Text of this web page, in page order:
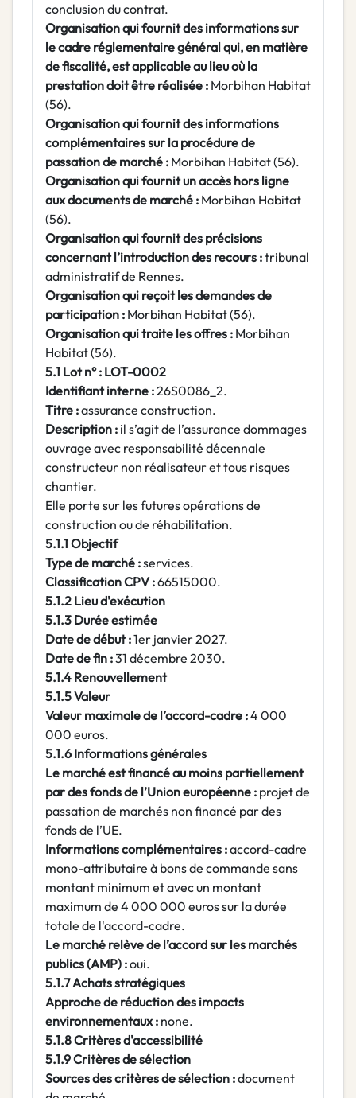
conclusion du contrat.
Organisation qui fournit des informations sur
le cadre réglementaire général qui, en matière
de fiscalité, est applicable au lieu où la
prestation doit être réalisée : Morbihan Habitat
(56).
Organisation qui fournit des informations
complémentaires sur la procédure de
passation de marché : Morbihan Habitat (56).
Organisation qui fournit un accès hors ligne
aux documents de marché : Morbihan Habitat
(56).
Organisation qui fournit des précisions
concernant l’introduction des recours :tribunal
administratif de Rennes.
Organisation qui reçoit les demandes de
participation : Morbihan Habitat (56).
Organisation qui traite les offres : Morbihan
Habitat (56).
5.1 Lot n° : LOT-0002
Identifiant interne :26S0086_2.
Titre :assurance construction.
Description : il s’agit de l’assurance dommages
ouvrage avec responsabilité décennale
constructeur non réalisateur et tous risques
chantier.
Elle porte sur les futures opérations de
construction ou de réhabilitation.
5.1.1 Objectif
Type de marché :services.
Classification CPV :66515000.
5.1.2 Lieu d'exécution
5.1.3 Durée estimée
Date de début :1er janvier 2027.
Date de fin :31 décembre 2030.
5.1.4 Renouvellement
5.1.5 Valeur
Valeur maximale de l’accord-cadre :4 000
000 euros.
5.1.6 Informations générales
Le marché est financé au moins partiellement
par des fonds de l’Union européenne : projet de
passation de marchés non financé par des
fonds de l’UE.
Informations complémentaires :accord-cadre
mono-attributaire à bons de commande sans
montant minimum et avec un montant
maximum de 4 000 000 euros sur la durée
totale de l'accord-cadre.
Le marché relève de l’accord sur les marchés
publics (AMP) :oui.
5.1.7 Achats stratégiques
Approche de réduction des impacts
environnementaux : none.
5.1.8 Critères d'accessibilité
5.1.9 Critères de sélection
Sources des critères de sélection :document